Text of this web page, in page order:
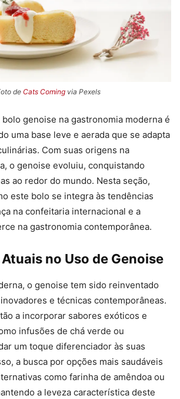
de Cats Comingvia Pexels
genoise na gastronomia moderna é
uma base leve e aerada que se adapta
Com suas origens na
o genoise evoluiu, conquistando
ao redor do mundo. Nesta seção,
este bolo se integra às tendências
na confeitaria internacional e a
na gastronomia contemporânea.
no Uso de Genoise
o genoise tem sido reinventado
e técnicas contemporâneas.
a incorporar sabores exóticos e
infusões de chá verde ou
um toque diferenciador às suas
a busca por opções mais saudáveis
como farinha de amêndoa ou
a leveza característica deste